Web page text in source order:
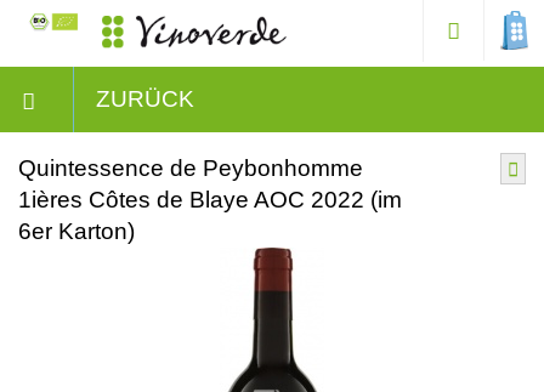
ZURÜCK
Quintessence de Peybonhomme
1ières Côtes de Blaye AOC 2022 (im
6er Karton)